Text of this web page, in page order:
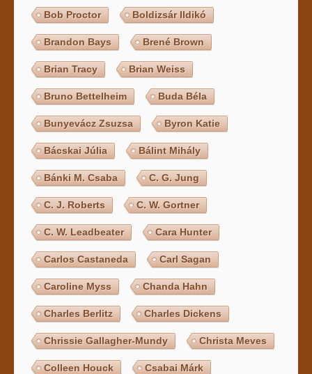
Bob Proctor Boldizsár Ildikó
Brandon Bays Brené Brown
Brian Tracy Brian Weiss
Bruno Bettelheim Buda Béla
Bunyevácz Zsuzsa Byron Katie
Bácskai Júlia Bálint Mihály
Bánki M. Csaba C. G. Jung
C. J. Roberts C. W. Gortner
C. W. Leadbeater Cara Hunter
Carlos Castaneda Carl Sagan
Caroline Myss Chanda Hahn
Charles Berlitz Charles Dickens
Chrissie Gallagher-Mundy Christa Meves
Colleen Houck Csabai Márk